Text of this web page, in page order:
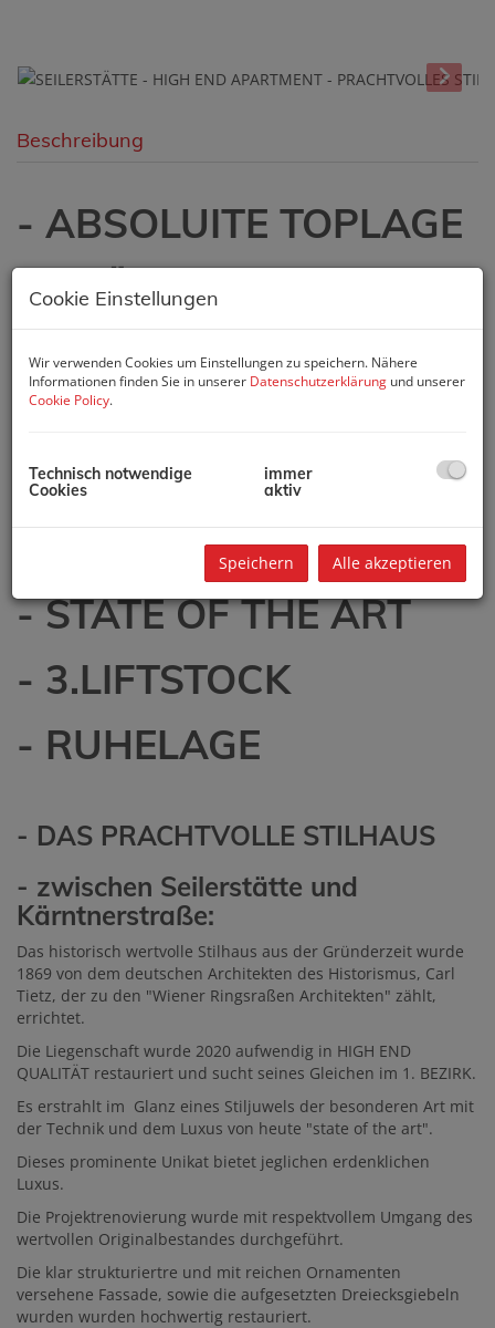
Beschreibung
- ABSOLUITE TOPLAGE
- GRÜNDERZEIT -
PRACHTBAU
- PREMIUM
- LUXUS-
APPARTEMENT
- STATE OF THE ART
- 3.LIFTSTOCK
- RUHELAGE
- DAS PRACHTVOLLE STILHAUS
- zwischen Seilerstätte und
Kärntnerstraße:
Das historisch wertvolle Stilhaus aus der Gründerzeit wurde
1869 von dem deutschen Architekten des Historismus, Carl
Tietz, der zu den "Wiener Ringsraßen Architekten" zählt,
errichtet.
Die Liegenschaft wurde 2020 aufwendig in HIGH END
QUALITÄT restauriert und sucht seines Gleichen im 1. BEZIRK.
Es erstrahlt im Glanz eines Stiljuwels der besonderen Art mit
der Technik und dem Luxus von heute "state of the art".
Dieses prominente Unikat bietet jeglichen erdenklichen
Luxus.
Die Projektrenovierung wurde mit respektvollem Umgang des
wertvollen Originalbestandes durchgeführt.
Die klar strukturiertre und mit reichen Ornamenten
versehene Fassade, sowie die aufgesetzten Dreiecksgiebeln
wurden wurden hochwertig restauriert.
Cookie Einstellungen
Wir verwenden Cookies um Einstellungen zu speichern. Nähere
Informationen finden Sie in unserer Datenschutzerklärung und unserer
Cookie Policy.
Technisch notwendige
Cookies
immer
aktiv
Speichern Alle akzeptieren